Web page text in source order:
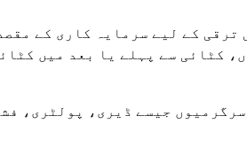
ترقی کے لیے سرمایہ کاری کے
کٹائی سے پہلے یا بعد میں
جیسے ڈیری، پولٹری،